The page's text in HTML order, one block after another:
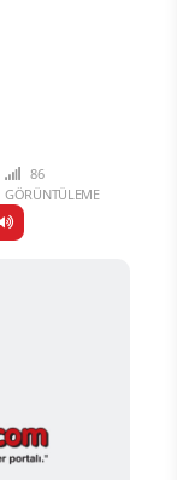
86
GÖRÜNTÜLEME